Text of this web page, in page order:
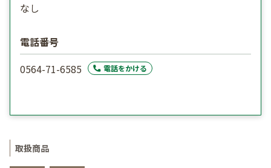
なし
電話番号
0564-71-6585
電話をかける
取扱商品